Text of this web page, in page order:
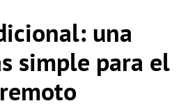
una
simple para el